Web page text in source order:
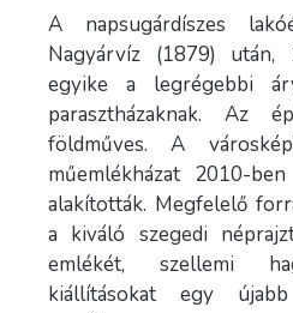
A napsugárdíszes
Nagyárvíz (1879)
egyike a legrégebbi
parasztházaknak. Az
földműves. A
műemlékházat 2010-ben
alakították. Megfelelő
a kiváló szegedi
emlékét, szellemi
kiállításokat egy